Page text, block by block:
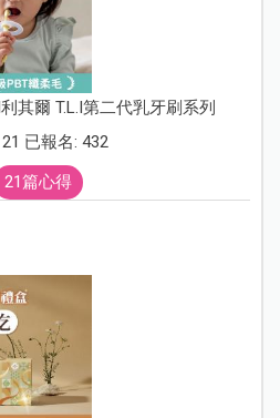
其爾 T.L.I第二代乳牙刷系列
已報名: 432
21篇心得